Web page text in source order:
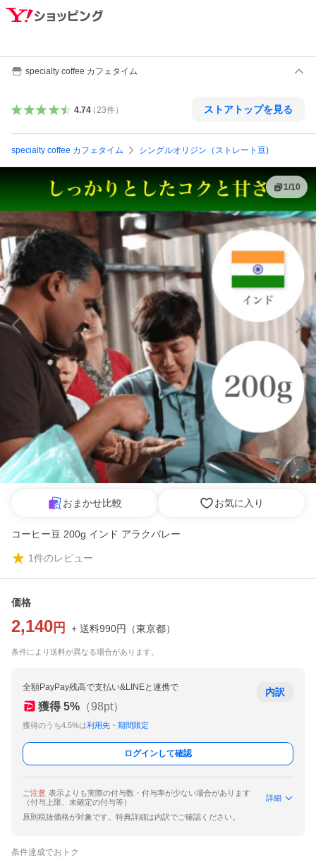
specialty coffee カフェタイム
4.74（ 23件） ストアトップを見る
specialty coffee カフェタイム シングルオリジン（ストレート豆)
1/10
おまかせ比較 お気に入り
コーヒー豆 200g インド アラクバレー
1件のレビュー
価格
2,140 円 + 送料990円 （東京都）
条件により送料が異なる場合があります。
全額PayPay残高で支払い&LINEと連携で
獲得 5% （98pt）
獲得のうち4.5%は利用先・期間限定
内訳
ログインして確認
ご注意 表示よりも実際の付与数・付与率が少ない場合があります
（付与上限、未確定の付与等）
詳細
原則税抜価格が対象です。特典詳細は内訳でご確認ください。
条件達成でおトク